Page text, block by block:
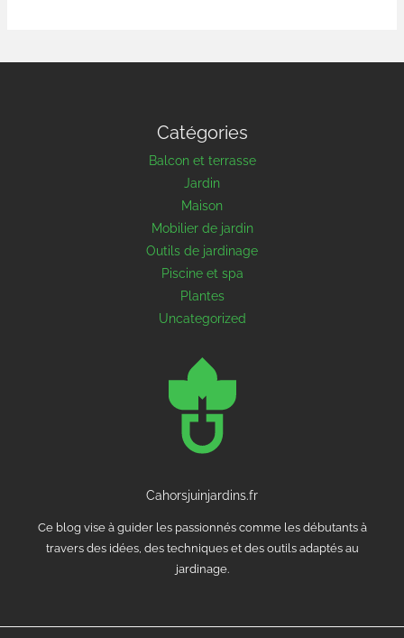
Catégories
Balcon et terrasse
Jardin
Maison
Mobilier de jardin
Outils de jardinage
Piscine et spa
Plantes
Uncategorized
Cahorsjuinjardins.fr
Ce blog vise à guider les passionnés comme les débutants à
travers des idées, des techniques et des outils adaptés au
jardinage.